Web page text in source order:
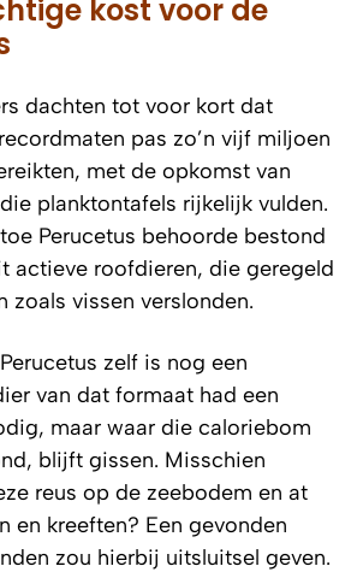
kost voor de
dachten tot voor kort dat
pas zo’n vijf miljoen
met de opkomst van
planktontafels rijkelijk vulden.
Perucetus behoorde bestond
actieve roofdieren, die geregeld
zoals vissen verslonden.
zelf is nog een
van dat formaat had een
maar waar die caloriebom
blijft gissen. Misschien
reus op de zeebodem en at
en kreeften? Een gevonden
zou hierbij uitsluitsel geven.